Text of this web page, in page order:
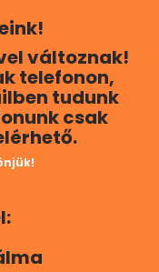
változnak!
telefonon,
tudunk
csak